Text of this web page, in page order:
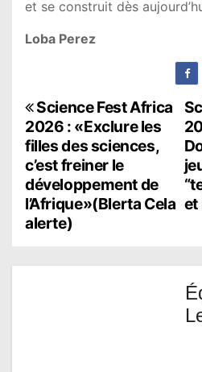
et se construit dès
Loba Perez
N
a
v
i
g
a
et
Science Fest Africa
2026 : «Exclure les
filles des sciences,
c’est freiner le
développement de
l’Afrique»(Blerta Cela
alerte)